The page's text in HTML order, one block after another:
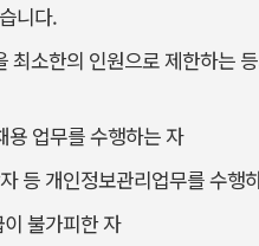
니다.
소한의 인원으로 제한하는
용 업무를 수행하는 자
등 개인정보관리업무를 수행
불가피한 자